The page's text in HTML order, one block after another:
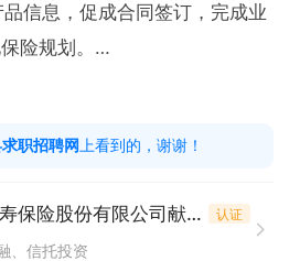
信息，促成合同签订，完成业
险规划。
档案，定期回访，解决客户问
培训，提升专业与服务水平，
与公司制度，规范销售，保守
职招聘网 上看到的，谢谢！
中国人民人寿保险股份有限公司献县支公司 认证
、信托投资